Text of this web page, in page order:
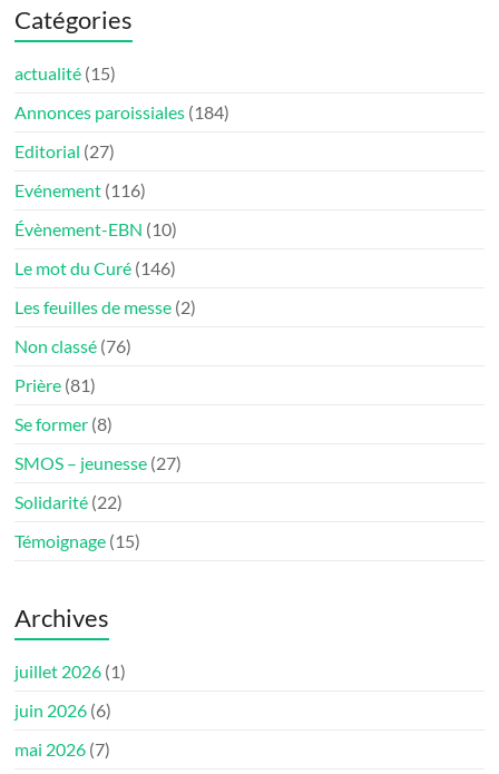
Catégories
actualité (15)
Annonces paroissiales (184)
Editorial (27)
Evénement (116)
Évènement-EBN (10)
Le mot du Curé (146)
Les feuilles de messe (2)
Non classé (76)
Prière (81)
Se former (8)
SMOS – jeunesse (27)
Solidarité (22)
Témoignage (15)
Archives
juillet 2026 (1)
juin 2026 (6)
mai 2026 (7)